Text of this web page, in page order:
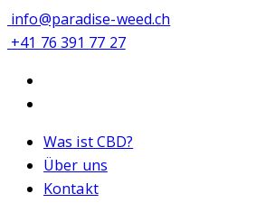
info@paradise-weed.ch
+41 76 391 77 27
Was ist CBD?
Über uns
Kontakt